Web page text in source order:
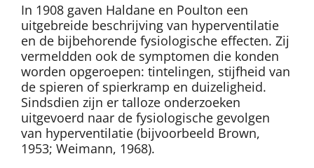
In 1908 gaven Haldane en Poulton een
uitgebreide beschrijving van hyperventilatie
en de bijbehorende fysiologische effecten. Zij
vermeldden ook de symptomen die konden
worden opgeroepen: tintelingen, stijfheid van
de spieren of spierkramp en duizeligheid.
Sindsdien zijn er talloze onderzoeken
uitgevoerd naar de fysiologische gevolgen
van hyperventilatie (bijvoorbeeld Brown,
1953; Weimann, 1968).